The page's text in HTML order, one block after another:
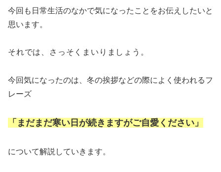
今回も日常生活のなかで気になったことをお伝えしたいと
思います。
それでは、さっそくまいりましょ う。
今回気になったのは、冬の挨拶などの際によく使われるフ
レーズ
「まだまだ寒い日が続きますがご自愛ください」
について解説していきます。